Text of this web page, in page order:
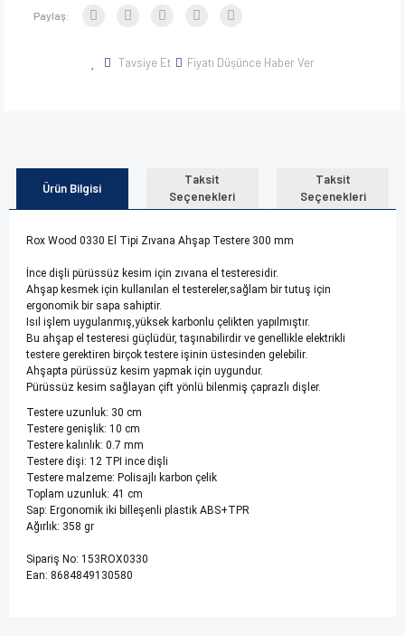
Paylaş:
Tavsiye Et Fiyatı Düşünce Haber Ver
Ürün Bilgisi
Taksit
Seçenekleri
Taksit
Seçenekleri
Rox Wood 0330 El Tipi Zıvana Ahşap Testere 300 mm
İnce dişli pürüssüz kesim için zıvana el testeresidir.
Ahşap kesmek için kullanılan el testereler,sağlam bir tutuş için
ergonomik bir sapa sahiptir.
Isıl işlem uygulanmış,yüksek karbonlu çelikten yapılmıştır.
Bu ahşap el testeresi güçlüdür, taşınabilirdir ve genellikle elektrikli
testere gerektiren birçok testere işinin üstesinden gelebilir.
Ahşapta pürüssüz kesim yapmak için uygundur.
Pürüssüz kesim sağlayan çift yönlü bilenmiş çaprazlı dişler.
Testere uzunluk: 30 cm
Testere genişlik: 10 cm
Testere kalınlık: 0.7 mm
Testere dişi: 12 TPI ince dişli
Testere malzeme: Polisajlı karbon çelik
Toplam uzunluk: 41 cm
Sap: Ergonomik iki billeşenli plastik ABS+TPR
Ağırlık: 358 gr
Sipariş No: 153ROX0330
Ean: 8684849130580